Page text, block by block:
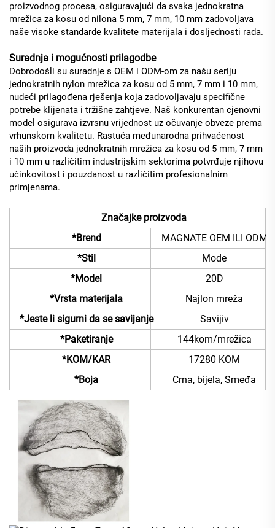
proizvodnog procesa, osiguravajući da svaka jednokratna
mrežica za kosu od nilona 5 mm, 7 mm, 10 mm zadovoljava
naše visoke standarde kvalitete materijala i dosljednosti rada.
Suradnja i mogućnosti prilagodbe
Dobrodošli su suradnje s OEM i ODM-om za našu seriju
jednokratnih nylon mrežica za kosu od 5 mm, 7 mm i 10 mm,
nudeći prilagođena rješenja koja zadovoljavaju specifične
potrebe klijenata i tržišne zahtjeve. Naš konkurentan cjenovni
model osigurava izvrsnu vrijednost uz očuvanje obveze prema
vrhunskom kvalitetu. Rastuća međunarodna prihvaćenost
naših proizvoda jednokratnih mrežica za kosu od 5 mm, 7 mm
i 10 mm u različitim industrijskim sektorima potvrđuje njihovu
učinkovitost i pouzdanost u različitim profesionalnim
primjenama.
Značajke proizvoda
*Brend
MAGNATE OEM ILI ODM
*Stil
Mode
*Model
20D
*Vrsta materijala
Najlon mreža
*Jeste li sigurni da se savijanje
Savijiv
*Paketiranje
144kom/mrežica
*KOM/KAR
17280 KOM
*Boja
Crna, bijela, Smeđa